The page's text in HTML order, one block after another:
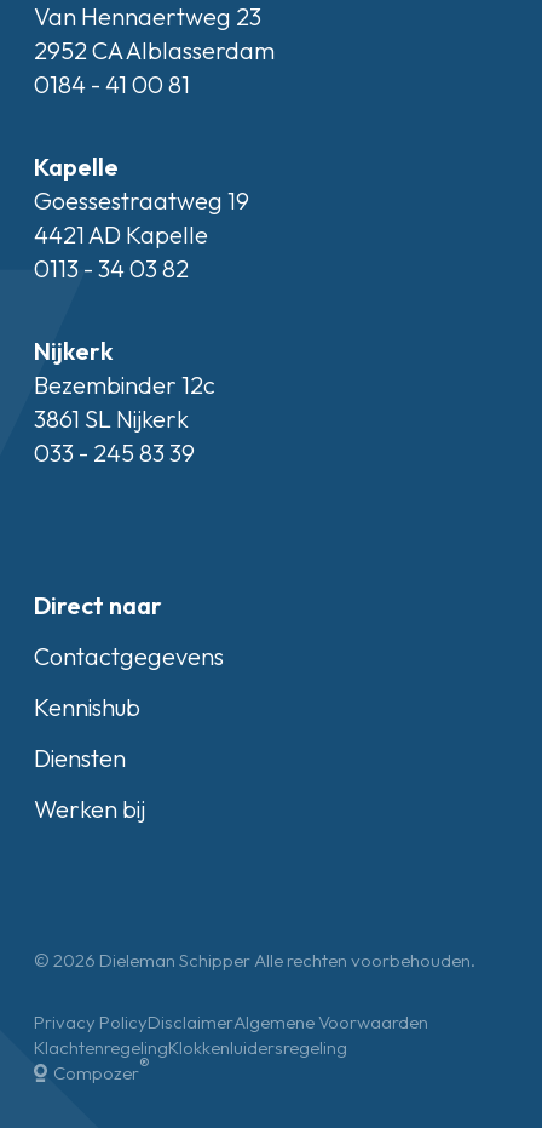
Van Hennaertweg 23
2952 CA Alblasserdam
0184 - 41 00 81
Kapelle
Goessestraatweg 19
4421 AD Kapelle
0113 - 34 03 82
Nijkerk
Bezembinder 12c
3861 SL Nijkerk
033 - 245 83 39
Direct naar
Contactgegevens
Kennishub
Diensten
Werken bij
© 2026 Dieleman Schipper Alle rechten voorbehouden.
Privacy PolicyDisclaimerAlgemene Voorwaarden
KlachtenregelingKlokkenluidersregeling
Compozer®